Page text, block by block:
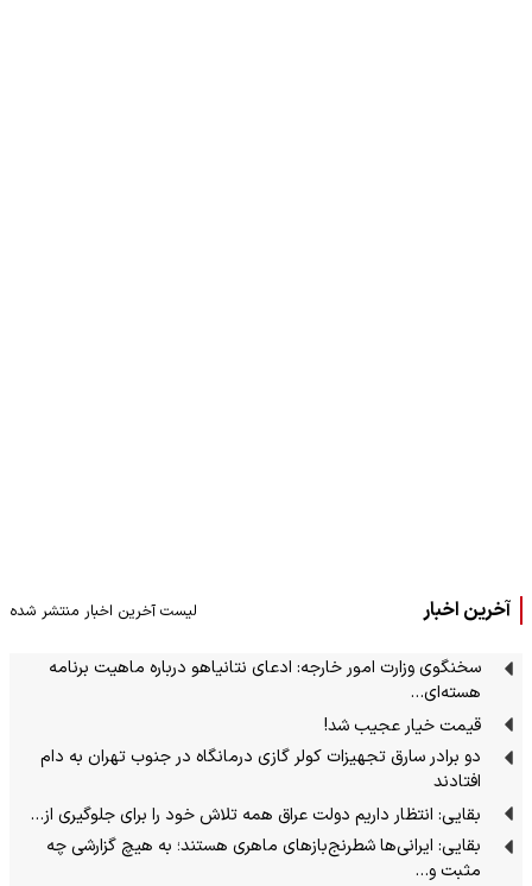
آخرین اخبار لیست آخرین اخبار منتشر شده
سخنگوی وزارت امور خارجه: ادعای نتانیاهو درباره ماهیت برنامه
هسته‌ای…
قیمت خیار عجیب شد!
دو برادر سارق تجهیزات کولر گازی درمانگاه در جنوب تهران به دام
افتادند
بقایی: انتظار داریم دولت عراق همه تلاش خود را برای جلوگیری از…
بقایی: ایرانی‌ها شطرنج‌بازهای ماهری هستند؛ به هیچ گزارشی چه
مثبت و…